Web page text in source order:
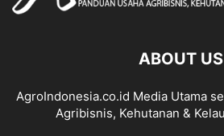
ABOUT US
AgroIndonesia.co.id Media Utama
Agribisnis, Kehutanan &